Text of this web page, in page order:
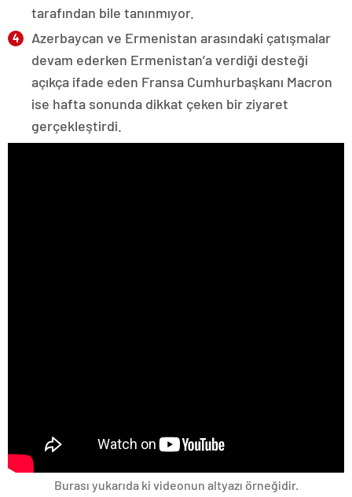
tarafından bile tanınmıyor.
Azerbaycan ve Ermenistan arasındaki çatışmalar
devam ederken Ermenistan’a verdiği desteği
açıkça ifade eden Fransa Cumhurbaşkanı Macron
ise hafta sonunda dikkat çeken bir ziyaret
gerçekleştirdi.
Burası yukarıda ki videonun altyazı örneğidir.